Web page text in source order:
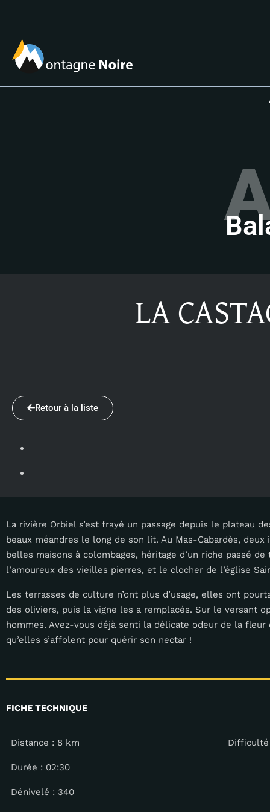
LA
Retour à la liste
La rivière Orbiel s’est frayé un passage depuis le plateau
beaux méandres le long de son lit. Au Mas-Cabardès,
belles maisons à colombages, héritage d’un riche passé
l’amoureux des vieilles pierres, et le clocher de l’église
Les terrasses de culture n’ont plus d’usage, elles ont
des oliviers, puis la vigne les a remplacés. Sur le versant
hommes. Avez-vous déjà senti la délicate odeur de la fleur
qu’elles s’affolent pour quérir son nectar !
FICHE TECHNIQUE
Distance : 8 km
Durée : 02:30
Dénivelé : 340
Difficulté